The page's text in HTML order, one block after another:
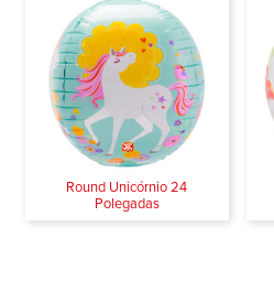
Round Unicórnio 24
Polegadas